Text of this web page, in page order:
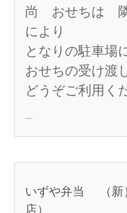
尚 おせちは 隣
により
となりの駐車場
おせちの受け渡
どうぞご利用く
いずや弁当 （新
店）